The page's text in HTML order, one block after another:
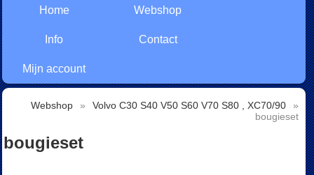
Home Webshop
Info Contact
Mijn account
Webshop » Volvo C30 S40 V50 S60 V70 S80 , XC70/90
»
bougieset
bougieset